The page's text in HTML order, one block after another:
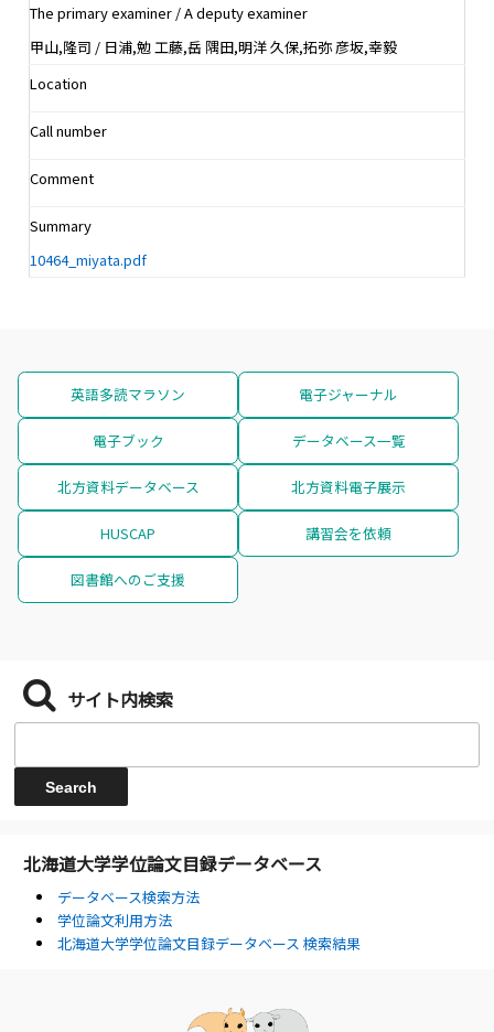
The primary examiner / A deputy examiner
甲山,隆司 / 日浦,勉 工藤,岳 隅田,明洋 久保,拓弥 彦坂,幸毅
Location
Call number
Comment
Summary
10464_miyata.pdf
英語多読マラソン 電子ジャーナル
電子ブック データベース一覧
北方資料データベース 北方資料電子展示
HUSCAP 講習会を依頼
図書館へのご支援
サイト内検索
北海道大学学位論文目録データベース
データベース検索方法
学位論文利用方法
北海道大学学位論文目録データベース 検索結果